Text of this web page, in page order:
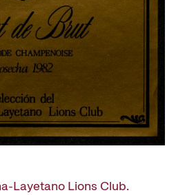
Layetano Lions Club.